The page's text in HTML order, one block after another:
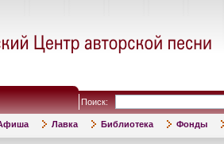
Поиск:
Лавка Библиотека Фонды